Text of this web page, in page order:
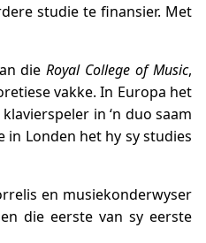
studie te finansier. Met
dieRoyal College of Music,
vakke. In Europa het
in ‘n duo saam
in Londen het hy sy studies
en musiekonderwyser
die eerste van sy eerste